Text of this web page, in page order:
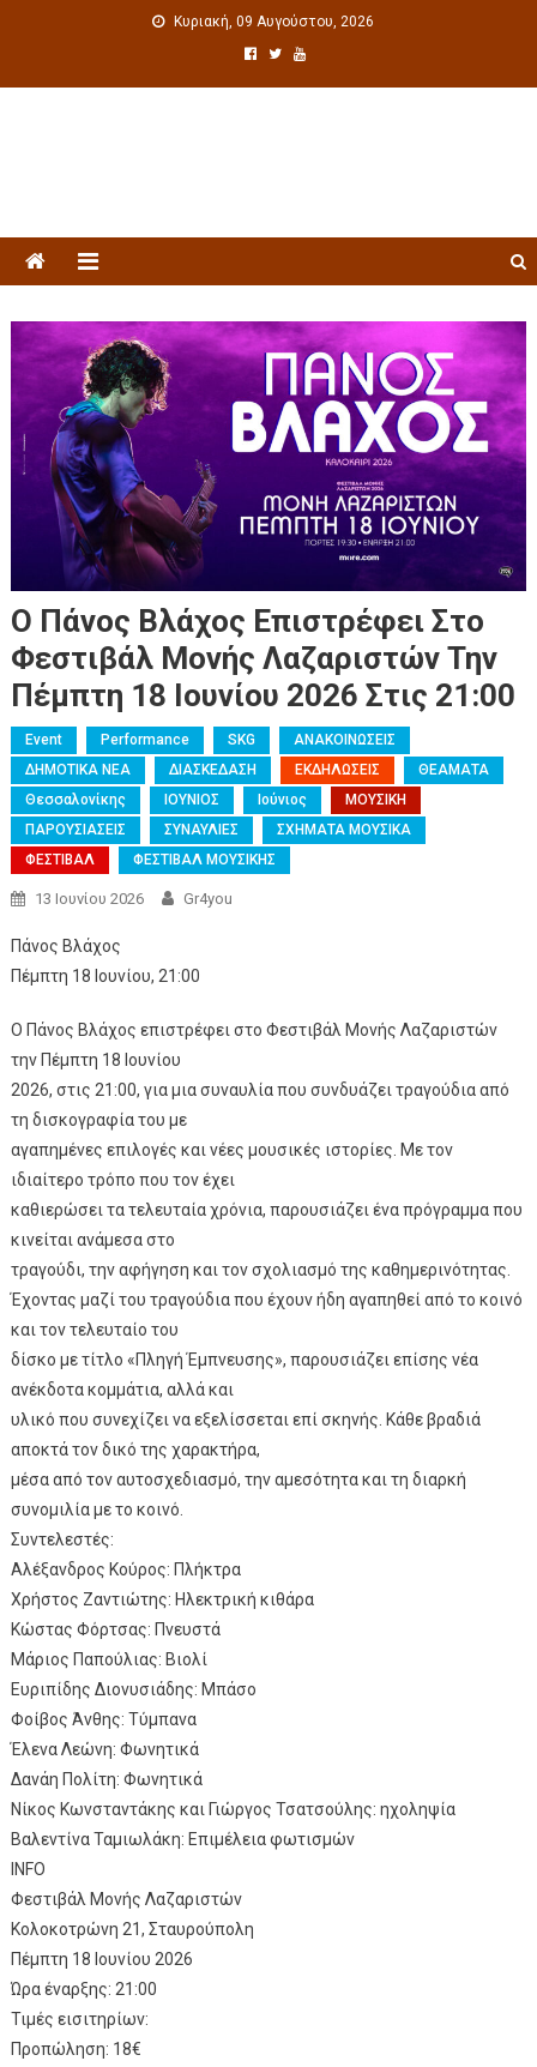
Κυριακή, 09 Αυγούστου, 2026
Ο Πάνος Βλάχος Επιστρέφει Στο
Φεστιβάλ Μονής Λαζαριστών Την
Πέμπτη 18 Ιουνίου 2026 Στις 21:00
Event Performance SKG
ΑΝΑΚΟΙΝΩΣΕΙΣ
ΔΗΜΟΤΙΚΑ ΝΕΑ
ΔΙΑΣΚΕΔΑΣΗ ΕΚΔΗΛΩΣΕΙΣ
ΘΕΑΜΑΤΑ
Θεσσαλονίκης
ΙΟΥΝΙΟΣ Ιούνιος
ΜΟΥΣΙΚΗ
ΠΑΡΟΥΣΙΑΣΕΙΣ
ΣΥΝΑΥΛΙΕΣ
ΣΧΗΜΑΤΑ ΜΟΥΣΙΚΑ
ΦΕΣΤΙΒΑΛ
ΦΕΣΤΙΒΑΛ ΜΟΥΣΙΚΗΣ
13 Ιουνίου 2026 Gr4you
Πάνος Βλάχος
Πέμπτη 18 Ιουνίου, 21:00
Ο Πάνος Βλάχος επιστρέφει στο Φεστιβάλ Μονής Λαζαριστών
την Πέμπτη 18 Ιουνίου
2026, στις 21:00, για μια συναυλία που συνδυάζει τραγούδια από
τη δισκογραφία του με
αγαπημένες επιλογές και νέες μουσικές ιστορίες. Με τον
ιδιαίτερο τρόπο που τον έχει
καθιερώσει τα τελευταία χρόνια, παρουσιάζει ένα πρόγραμμα που
κινείται ανάμεσα στο
τραγούδι, την αφήγηση και τον σχολιασμό της καθημερινότητας.
Έχοντας μαζί του τραγούδια που έχουν ήδη αγαπηθεί από το κοινό
και τον τελευταίο του
δίσκο με τίτλο «Πληγή Έμπνευσης», παρουσιάζει επίσης νέα
ανέκδοτα κομμάτια, αλλά και
υλικό που συνεχίζει να εξελίσσεται επί σκηνής. Κάθε βραδιά
αποκτά τον δικό της χαρακτήρα,
μέσα από τον αυτοσχεδιασμό, την αμεσότητα και τη διαρκή
συνομιλία με το κοινό.
Συντελεστές:
Αλέξανδρος Κούρος: Πλήκτρα
Χρήστος Ζαντιώτης: Ηλεκτρική κιθάρα
Κώστας Φόρτσας: Πνευστά
Μάριος Παπούλιας: Βιολί
Ευριπίδης Διονυσιάδης: Μπάσο
Φοίβος Άνθης: Τύμπανα
Έλενα Λεώνη: Φωνητικά
Δανάη Πολίτη: Φωνητικά
Νίκος Κωνσταντάκης και Γιώργος Τσατσούλης: ηχοληψία
Βαλεντίνα Ταμιωλάκη: Επιμέλεια φωτισμών
INFO
Φεστιβάλ Μονής Λαζαριστών
Κολοκοτρώνη 21, Σταυρούπολη
Πέμπτη 18 Ιουνίου 2026
Ώρα έναρξης: 21:00
Τιμές εισιτηρίων:
Προπώληση: 18€